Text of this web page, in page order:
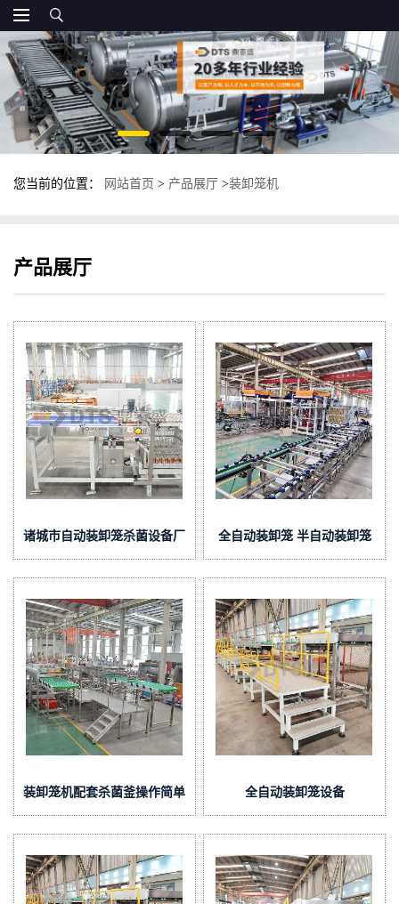
您当前的位置： 网站首页 > 产品展厅 >装卸笼机
产品展厅
诸城市自动装卸笼杀菌设备厂
家 鼎泰盛全自动杀菌锅
全自动装卸笼 半自动装卸笼
杀菌锅装卸笼
装卸笼机配套杀菌釜操作简单
便捷
全自动装卸笼设备